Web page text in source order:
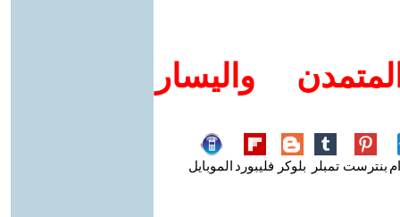
واليسار
بنترست تمبلر بلوكر فليبورد الموبايل